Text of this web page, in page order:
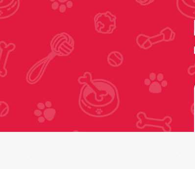
/sign-in?nextPage=%2Fview-profile%2Fc87e20b7-